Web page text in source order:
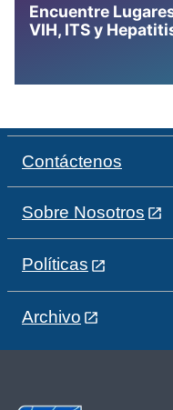
Encuentre
VIH, ITS y
Contáctenos
Sobre Nosotros
Políticas
Archivo